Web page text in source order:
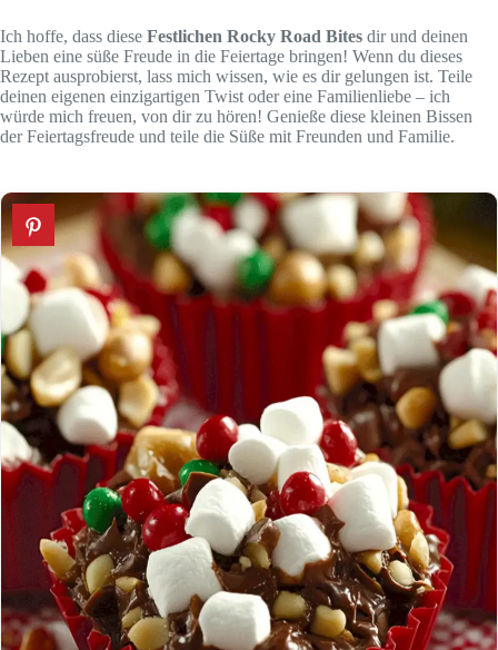
Ich hoffe, dass diese Festlichen Rocky Road Bites dir und deinen
Lieben eine süße Freude in die Feiertage bringen! Wenn du dieses
Rezept ausprobierst, lass mich wissen, wie es dir gelungen ist. Teile
deinen eigenen einzigartigen Twist oder eine Familienliebe – ich
würde mich freuen, von dir zu hören! Genieße diese kleinen Bissen
der Feiertagsfreude und teile die Süße mit Freunden und Familie.